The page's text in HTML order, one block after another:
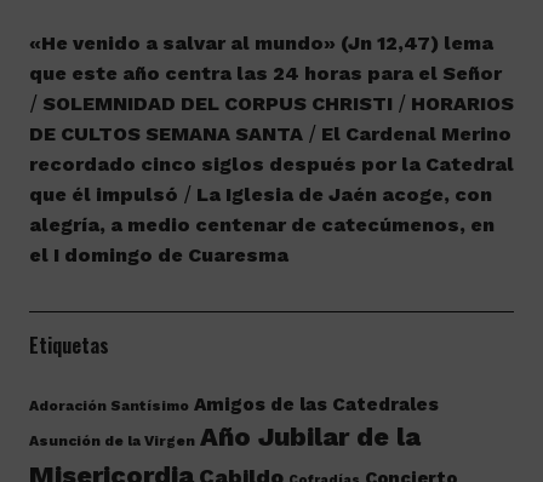
«He venido a salvar al mundo» (Jn 12,47) lema
que este año centra las 24 horas para el Señor
SOLEMNIDAD DEL CORPUS CHRISTI
HORARIOS
DE CULTOS SEMANA SANTA
El Cardenal Merino
recordado cinco siglos después por la Catedral
que él impulsó
La Iglesia de Jaén acoge, con
alegría, a medio centenar de catecúmenos, en
el I domingo de Cuaresma
Etiquetas
Adoración Santísimo Amigos de las Catedrales
Asunción de la Virgen Año Jubilar de la
Misericordia Cabildo